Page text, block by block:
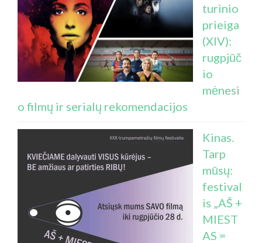
turinio
prieiga
(XIV):
rugpjūč
io
mėnesi
o filmų ir serialų rekomendacijos
Kinas.
Tarp
mūsų:
festival
is „AŠ +
MIEST
AS =